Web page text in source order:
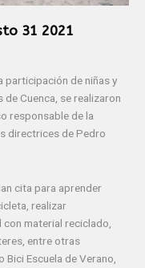
31 2021
participación de niñas y
Cuenca, se realizaron
responsable de la
directrices de Pedro
cita para aprender
realizar
material reciclado,
entre otras
Escuela de Verano,